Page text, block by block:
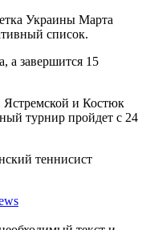
Украины Марта
список.
а завершится 15
и Костюк
турнир пройдет с 24
теннисист